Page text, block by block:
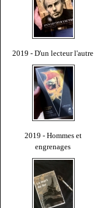
2019 - D'un lecteur l'autre
2019 - Hommes et
engrenages